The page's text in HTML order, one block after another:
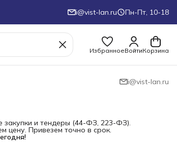
i@vist-lan.ru Пн-Пт, 10-18
ИзбранноеВойтиКорзина
i@vist-lan.ru
закупки и тендеры (44-ФЗ, 223-ФЗ).
цену. Привезем точно в срок.